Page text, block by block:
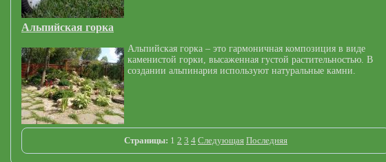
Альпийская горка
Альпийская горка – это гармоничная композиция в виде
каменистой горки, высаженная густой растительностью. В
создании альпинария используют натуральные камни.
Страницы: 1 2 3 4 Следующая Последняя